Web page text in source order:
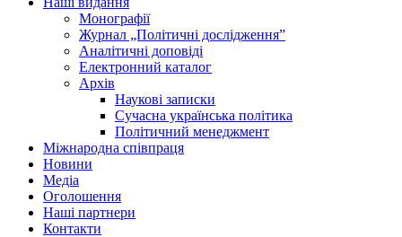
Монографії
Журнал „Політичні дослідження”
Аналітичні доповіді
Електронний каталог
Архів
Наукові записки
Сучасна українська політика
Політичний менеджмент
Міжнародна співпраця
Новини
Медіa
Оголошення
Наші партнери
Контакти